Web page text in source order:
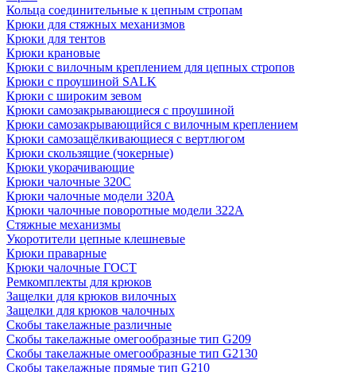
Кольца соединительные к цепным стропам
Крюки для стяжных механизмов
Крюки для тентов
Крюки крановые
Крюки с вилочным креплением для цепных стропов
Крюки с проушиной SALK
Крюки с широким зевом
Крюки самозакрывающиеся с проушиной
Крюки самозакрывающийся с вилочным креплением
Крюки самозащёлкивающиеся с вертлюгом
Крюки скользящие (чокерные)
Крюки укорачивающие
Крюки чалочные 320C
Крюки чалочные модели 320А
Крюки чалочные поворотные модели 322А
Стяжные механизмы
Укоротители цепные клешневые
Крюки праварные
Крюки чалочные ГОСТ
Ремкомплекты для крюков
Защелки для крюков вилочных
Защелки для крюков чалочных
Скобы такелажные различные
Скобы такелажные омегообразные тип G209
Скобы такелажные омегообразные тип G2130
Скобы такелажные прямые тип G210